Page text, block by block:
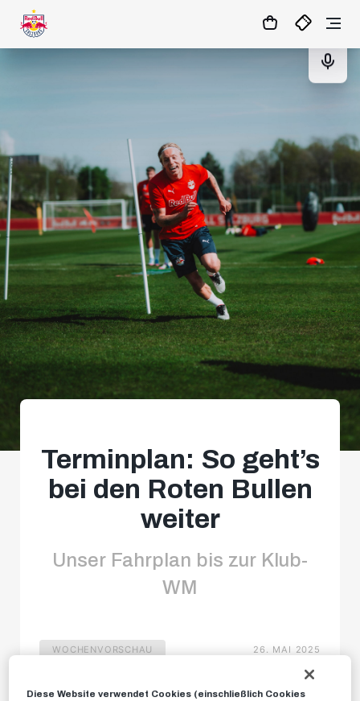
05:19 TICKETS
Terminplan: So geht’s
bei den Roten Bullen
weiter
Unser Fahrplan bis zur Klub-
WM
WOCHENVORSCHAU 26. MAI 2025
Diese Website verwendet Cookies (einschließlich Cookies